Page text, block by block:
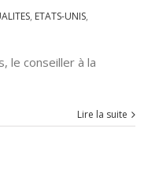
, ETATS-UNIS,
le conseiller à la
Lire la suite